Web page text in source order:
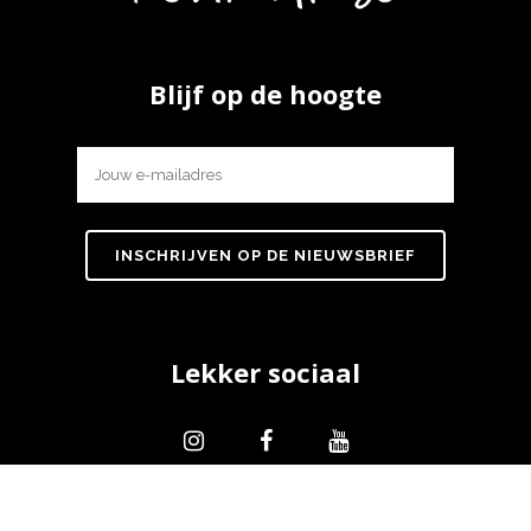
Blijf op de hoogte
Lekker sociaal